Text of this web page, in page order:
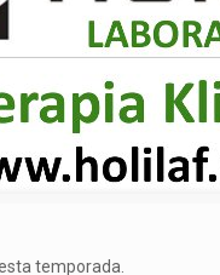
temporada.